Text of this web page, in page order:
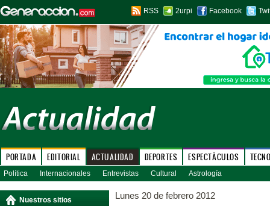
RSS 2urpi Facebook
PORTADA EDITORIAL ACTUALIDAD DEPORTES ESPECTÁCULOS
Política Internacionales Entrevistas Cultural Astrología
Nuestros sitios Lunes 20 de febrero 2012